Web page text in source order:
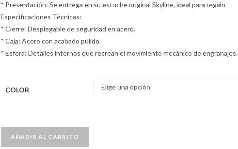
* Presentación: Se entrega en su estuche original Skyline, ideal para regalo.
Especificaciones Técnicas:
* Cierre: Desplegable de seguridad en acero.
* Caja: Acero con acabado pulido.
* Esfera: Detalles internos que recrean el movimiento mecánico de engranajes.
COLOR Elige una opción
AÑADIR AL CARRITO